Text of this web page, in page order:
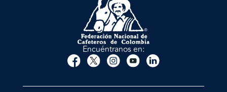
Encuéntranos en: